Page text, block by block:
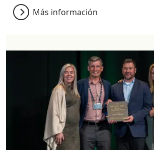
Más información